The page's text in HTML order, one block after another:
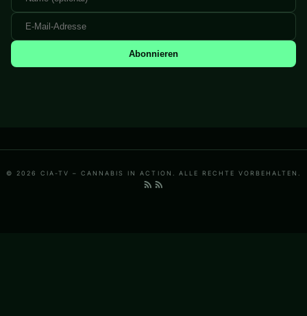
Abonnieren
© 2026 CIA-TV – CANNABIS IN ACTION. ALLE RECHTE VORBEHALTEN.